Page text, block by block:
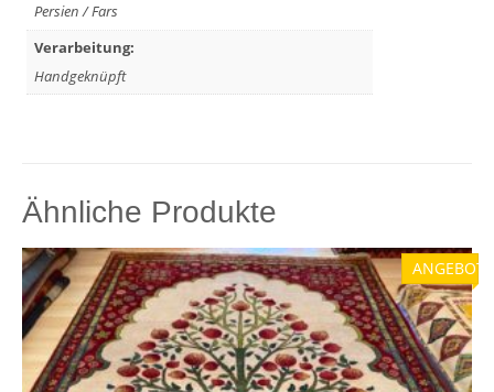
Persien / Fars
Verarbeitung:
Handgeknüpft
Ähnliche Produkte
ANGEBOT!